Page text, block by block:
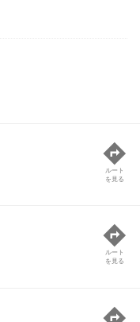
ルート
を見る
ルート
を見る